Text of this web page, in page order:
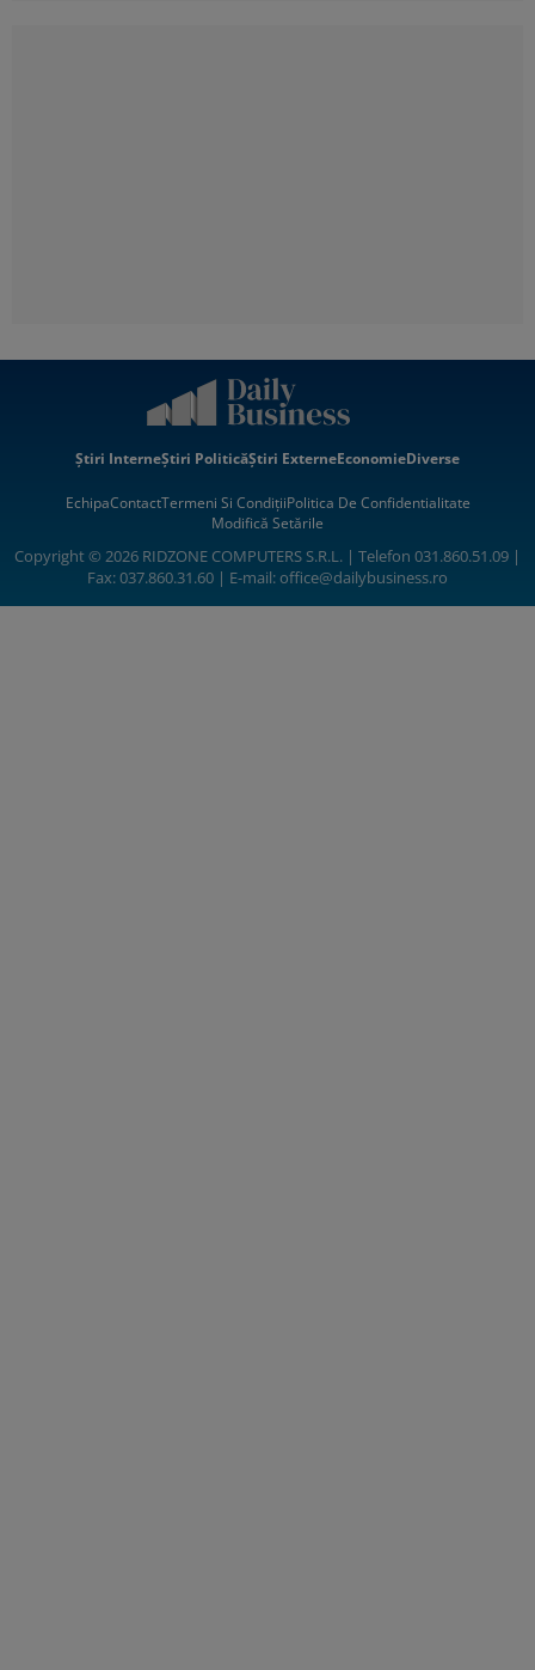
Știri InterneȘtiri PoliticăȘtiri ExterneEconomieDiverse
EchipaContactTermeni Si CondițiiPolitica De Confidentialitate
Modifică Setările
Copyright © 2026 RIDZONE COMPUTERS S.R.L. | Telefon 031.860.51.09 |
Fax: 037.860.31.60 | E-mail:office@dailybusiness.ro